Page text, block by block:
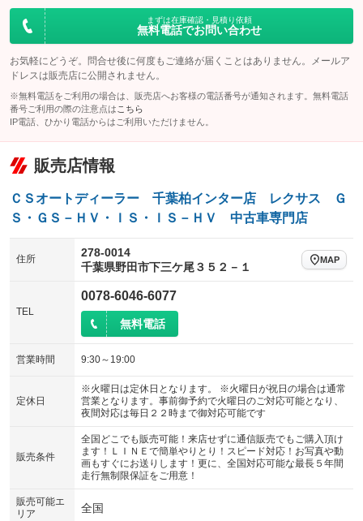
まずは在庫確認・見積り依頼
無料電話でお問い合わせ
お気軽にどうぞ。問合せ後に何度もご連絡が届くことはありません。メールア
ドレスは販売店に公開されません。
※無料電話をご利用の場合は、販売店へお客様の電話番号が通知されます。無料電話
番号ご利用の際の注意点は こちら
IP電話、ひかり電話からはご利用いただけません。
販売店情報
ＣＳオートディーラー 千葉柏インター店 レクサス Ｇ
Ｓ・ＧＳ－ＨＶ・ＩＳ・ＩＳ－ＨＶ 中古車専門店
住所
278-0014
千葉県野田市下三ケ尾３５２－１
MAP
TEL
0078-6046-6077
無料電話
営業時間 9:30～19:00
定休日
※火曜日は定休日となります。 ※火曜日が祝日の場合は通常
営業となります。事前御予約で火曜日のご対応可能となり、
夜間対応は毎日２２時まで御対応可能です
販売条件
全国どこでも販売可能！来店せずに通信販売でもご購入頂け
ます！ＬＩＮＥで簡単やりとり！スピード対応！お写真や動
画もすぐにお送りします！更に、全国対応可能な最長５年間
走行無制限保証をご用意！
販売可能エ
リア
全国